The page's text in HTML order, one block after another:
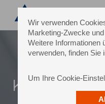
Wir verwenden
Marketing-Zwecke
Weitere Informationen
verwenden, finden Sie
Um Ihre Cookie-
Kontakt